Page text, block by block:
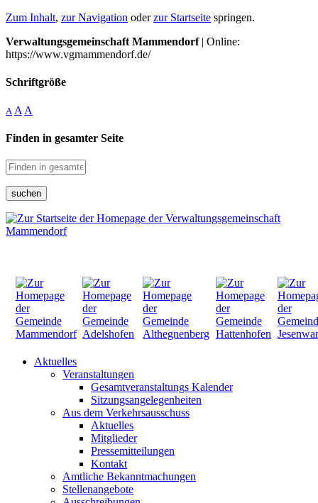
Zum Inhalt, zur Navigation oderzur Startseite springen.
Verwaltungsgemeinschaft Mammendorf| Online:
https://www.vgmammendorf.de/
Schriftgröße
A A A
Finden in gesamter Seite
suchen
Aktuelles
Veranstaltungen
Gesamtveranstaltungs Kalender
Sitzungsangelegenheiten
Aus dem Verkehrsausschuss
Aktuelles
Mitglieder
Pressemitteilungen
Kontakt
Amtliche Bekanntmachungen
Stellenangebote